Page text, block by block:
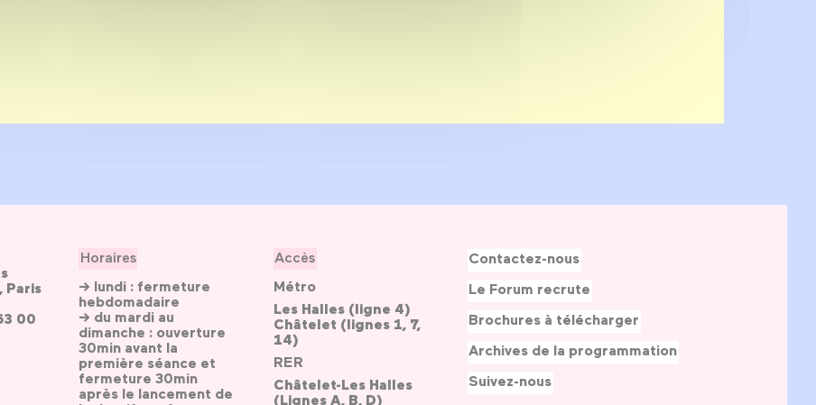
Paris
00
Horaires
→ lundi : fermeture
hebdomadaire
→ du mardi au
dimanche : ouverture
30min avant la
première séance et
fermeture 30min
après le lancement de
Accès
Métro
Les Halles (ligne 4)
Châtelet (lignes 1, 7,
14)
RER
Châtelet-Les Halles
(Lignes A, B, D)
Contactez-nous
Le Forum recrute
Brochures à télécharger
Archives de la programmation
Suivez-nous